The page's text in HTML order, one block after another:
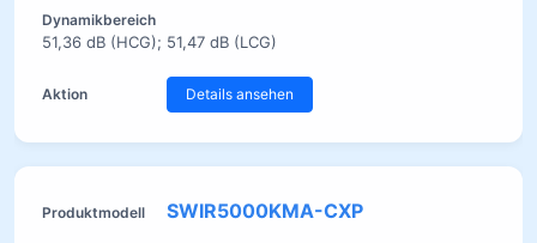
51,36 dB (HCG); 51,47 dB (LCG)
Details ansehen
SWIR5000KMA-CXP